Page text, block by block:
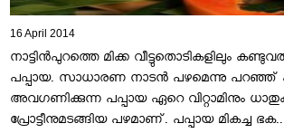
16 April 2014
നാട്ടിന്‍പുറത്തെ മിക്ക വീട്ടുതൊടികളിലും
പപ്പായ. സാധാരണ നാടന്‍ പഴമെന്നു പറഞ്ഞ്‌
അവഗണിക്കുന്ന പപ്പായ ഏറെ വിറ്റാമിനും
പ്രോട്ടീനുമടങ്ങിയ പഴമാണ്‌. പപ്പായ മികച്ച